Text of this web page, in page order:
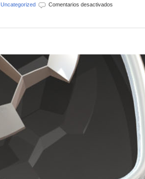
Uncategorized Comentarios desactivadosen
LIGA